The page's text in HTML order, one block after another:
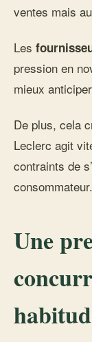
ventes mais
Les
pression en
mieux
De plus, cela
Leclerc agit
contraints de
consommateur.
Une